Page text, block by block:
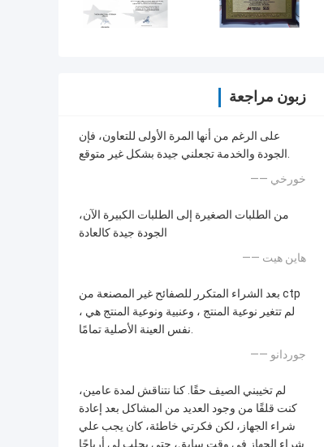
زبون مراجعة
على الرغم من أنها المرة الأولى للتعاون، فإن
الجودة والخدمة تجعلني جيدة بشكل غير متوقع.
—— خورخي
من الطلبات الصغيرة إلى الطلبات الكبيرة الآن،
الجودة جيدة كالعادة
—— هاين هيت
بعد الشراء المتكرر للصفائح غير المصنعة من ctp
، لم تتغير نوعية المنتج ، وعنبية ونوعية المنتج هي
نفس العينة الأصلية تمامًا.
—— جوردانو
لم تخيبني الصيف حقًا. كنا نتناقش لمدة عامين،
كنت قلقًا من وجود العديد من المشاكل بعد إعادة
شراء الجهاز، لكن فكرتي خاطئة، كان يجب علي
شراء الجهاز في وقت سابق، حتى يجلب لي أرباحًا